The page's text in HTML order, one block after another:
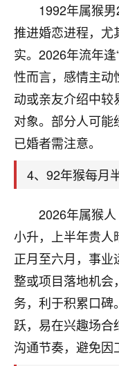
1992年属猴
推进婚恋进程，尤
实。2026年流年逢
性而言，感情主动
动或亲友介绍中
对象。部分人可能
已婚者需注意。
4、92年猴每月
2026年属猴
小升，上半年贵人
正月至六月，事
整或项目落地机
务，利于积累口
跃，易在兴趣场
沟通节奏，避免因
是我从找店
址、风水、
大环境不好
刚找老师做
2小时前 来自海南
梦醒时分
我女儿高二叛
师，一开始我
大学，只要能
康康的我就很
鹿森 ：可
3小时前 来自河北
付深
我是公司人事
三个，找老师